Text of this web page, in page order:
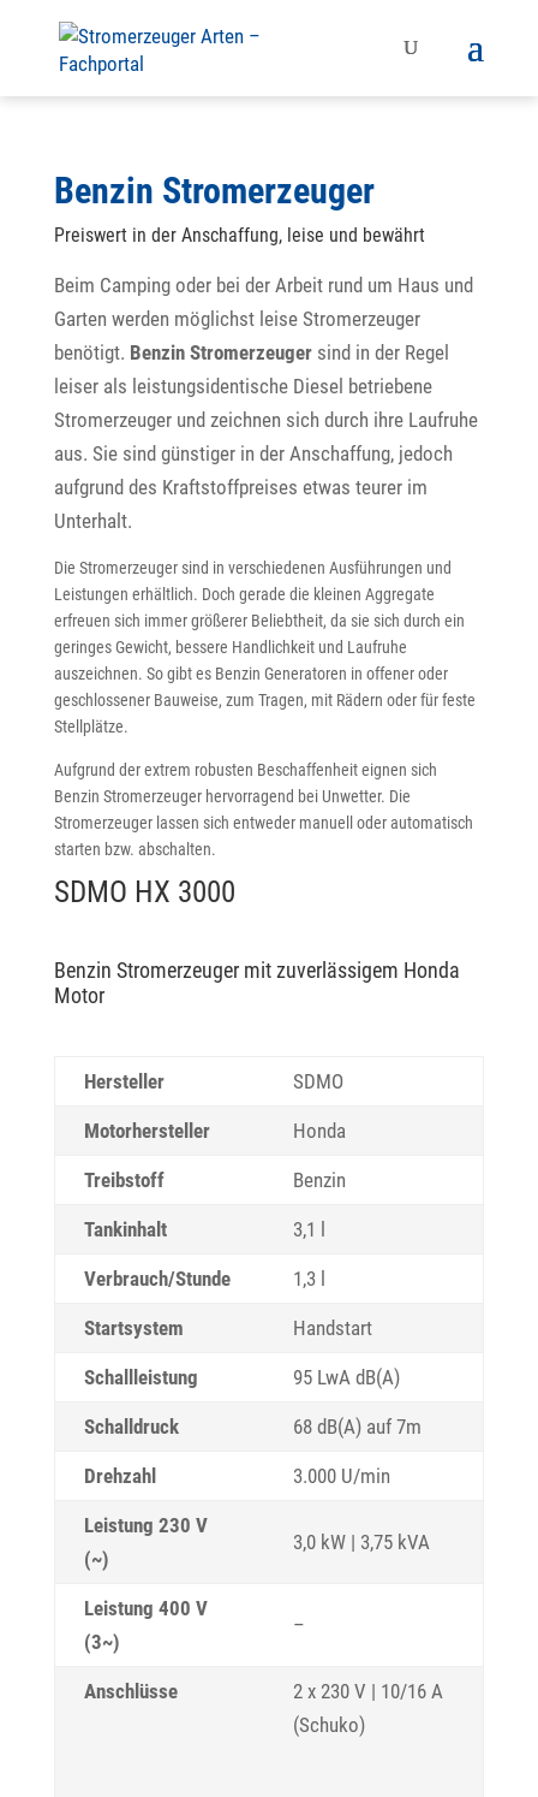
Benzin Stromerzeuger
Preiswert in der Anschaffung, leise und bewährt
Beim Camping oder bei der Arbeit rund um Haus und
Garten werden möglichst leise Stromerzeuger
benötigt. Benzin Stromerzeugersind in der Regel
leiser als leistungsidentische Diesel betriebene
Stromerzeuger und zeichnen sich durch ihre Laufruhe
aus. Sie sind günstiger in der Anschaffung, jedoch
aufgrund des Kraftstoffpreises etwas teurer im
Unterhalt.
Die Stromerzeuger sind in verschiedenen Ausführungen und
Leistungen erhältlich. Doch gerade die kleinen Aggregate
erfreuen sich immer größerer Beliebtheit, da sie sich durch ein
geringes Gewicht, bessere Handlichkeit und Laufruhe
auszeichnen. So gibt es Benzin Generatoren in offener oder
geschlossener Bauweise, zum Tragen, mit Rädern oder für feste
Stellplätze.
Aufgrund der extrem robusten Beschaffenheit eignen sich
Benzin Stromerzeuger hervorragend bei Unwetter. Die
Stromerzeuger lassen sich entweder manuell oder automatisch
starten bzw. abschalten.
SDMO HX 3000
Benzin Stromerzeuger mit zuverlässigem Honda
Motor
Hersteller
SDMO
Motorhersteller
Honda
Treibstoff
Benzin
Tankinhalt
3,1 l
Verbrauch/Stunde
1,3 l
Startsystem
Handstart
Schallleistung
95 LwA dB(A)
Schalldruck
68 dB(A) auf 7m
Drehzahl
3.000 U/min
Leistung 230 V
(~)
3,0 kW | 3,75 kVA
Leistung 400 V
(3~)
–
Anschlüsse
2 x 230 V | 10/16 A
(Schuko)